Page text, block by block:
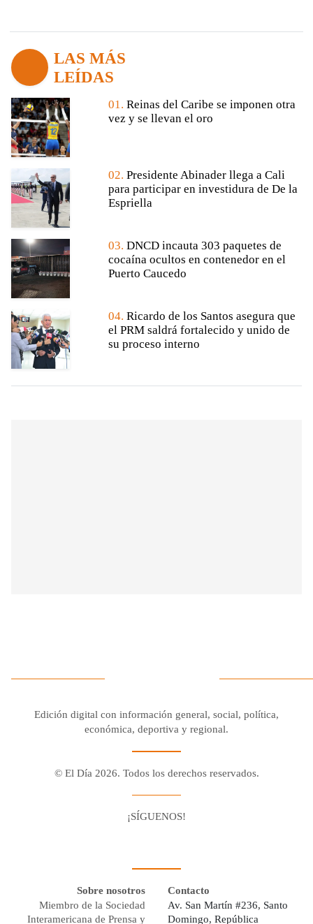
LAS MÁS
LEÍDAS
01. Reinas del Caribe se imponen otra
vez y se llevan el oro
02. Presidente Abinader llega a Cali
para participar en investidura de De la
Espriella
03. DNCD incauta 303 paquetes de
cocaína ocultos en contenedor en el
Puerto Caucedo
04. Ricardo de los Santos asegura que
el PRM saldrá fortalecido y unido de
su proceso interno
Edición digital con información general, social, política,
económica, deportiva y regional.
© El Día 2026. Todos los derechos reservados.
¡SÍGUENOS!
Sobre nosotros
Miembro de la Sociedad
Interamericana de Prensa y
Contacto
Av. San Martín #236, Santo
Domingo, República